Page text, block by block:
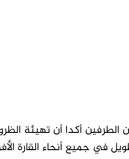
أكدا أن تهيئة
في جميع أنحاء القارة